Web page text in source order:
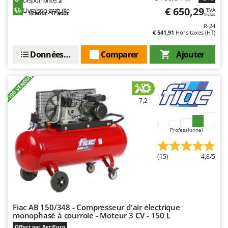
Resto Italia
Ritter
Robomow
Rossofuoco
Rover Pompe
Royal Food
Ryobi
S.T.P.
Santos
Sbaraglia
Schnitzer
Livraison gratuite
13 août - 17 août € 650,29 TVA
Inclus
R-24
€ 541,91 Hors taxes (HT)
Ajouter
Comparer
Données techniques
+100 VENDUS 7,2
Professionnel
(15) 4,8/5
Fiac AB 150/348 - Compresseur d'air électrique
monophasé à courroie - Moteur 3 CV - 150 L
Offert par AgriEuro